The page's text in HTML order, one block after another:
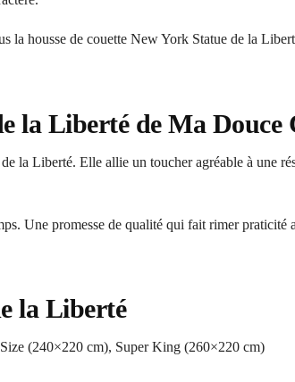
la housse de couette New York Statue de la
la Liberté de Ma Douce
la Liberté. Elle allie un toucher agréable à une
Une promesse de qualité qui fait rimer praticité
la Liberté
(240×220 cm), Super King (260×220 cm)